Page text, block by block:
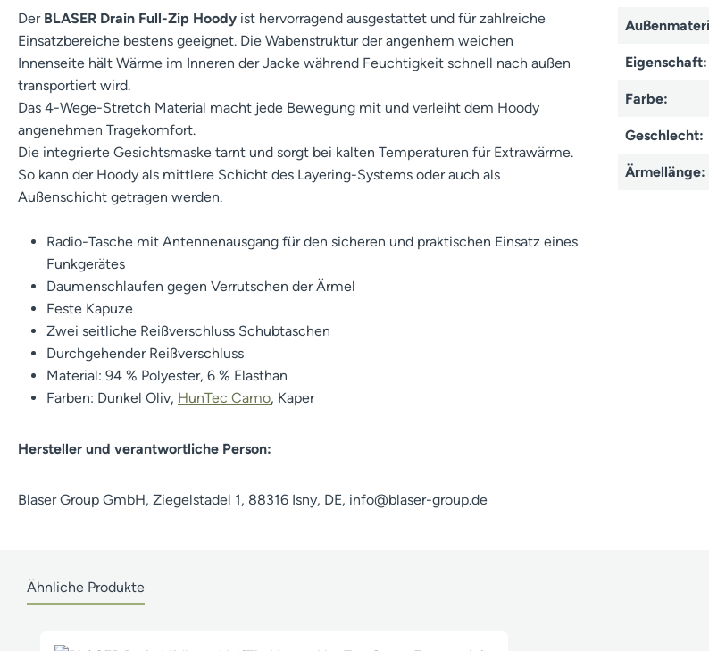
Der BLASER Drain Full-Zip Hoody ist hervorragend ausgestattet und für zahlreiche
Einsatzbereiche bestens geeignet. Die Wabenstruktur der angenhem weichen
Innenseite hält Wärme im Inneren der Jacke während Feuchtigkeit schnell nach außen
transportiert wird.
Das 4-Wege-Stretch Material macht jede Bewegung mit und verleiht dem Hoody
angenehmen Tragekomfort.
Die integrierte Gesichtsmaske tarnt und sorgt bei kalten Temperaturen für Extrawärme.
So kann der Hoody als mittlere Schicht des Layering-Systems oder auch als
Außenschicht getragen werden.
Radio-Tasche mit Antennenausgang für den sicheren und praktischen Einsatz eines
Funkgerätes
Daumenschlaufen gegen Verrutschen der Ärmel
Feste Kapuze
Zwei seitliche Reißverschluss Schubtaschen
Durchgehender Reißverschluss
Material: 94 % Polyester, 6 % Elasthan
Farben: Dunkel Oliv, HunTec Camo, Kaper
Hersteller und verantwortliche Person:
Blaser Group GmbH, Ziegelstadel 1, 88316 Isny, DE, info@blaser-group.de
Eigenschaft:
Farbe:
Geschlecht:
Ärmellänge:
Ähnliche Produkte
Produktgalerie überspringen